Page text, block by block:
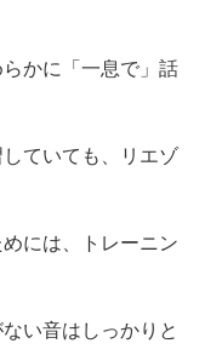
かに「一息で」話
ていても、リエゾ
には、トレーニン
い音はしっかりと